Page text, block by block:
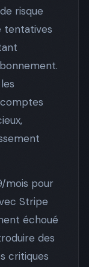
risque
tentatives
mois pour
Stripe
échoué
des
critiques